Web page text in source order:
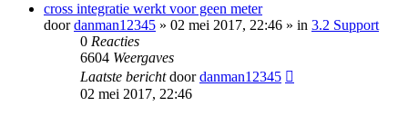
cross integratie werkt voor geen meter
doordanman12345 » 02 mei 2017, 22:46 » in 3.2 Support
0 Reacties
6604 Weergaves
Laatste berichtdoordanman12345
02 mei 2017, 22:46